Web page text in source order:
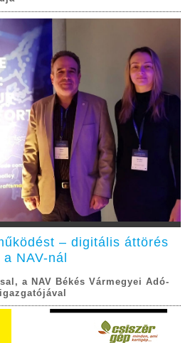
– digitális áttörés
NAV-nál
a NAV Békés Vármegyei Adó-